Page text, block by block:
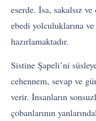
eserde. İsa, sakalsız
ebedi yolculuklarına
hazırlamaktadır.
Sistine Şapeli’ni
cehennem, sevap ve
verir. İnsanların
çobanlarının